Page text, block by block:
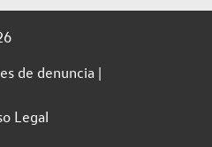
de denuncia
Legal